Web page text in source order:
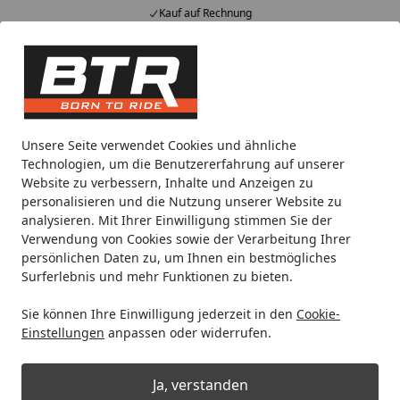
Unsere Seite verwendet Cookies und ähnliche
Technologien, um die Benutzererfahrung auf unserer
Website zu verbessern, Inhalte und Anzeigen zu
personalisieren und die Nutzung unserer Website zu
analysieren. Mit Ihrer Einwilligung stimmen Sie der
Verwendung von Cookies sowie der Verarbeitung Ihrer
persönlichen Daten zu, um Ihnen ein bestmögliches
Surferlebnis und mehr Funktionen zu bieten.
Sie können Ihre Einwilligung jederzeit in den Cookie-
Einstellungen anpassen oder widerrufen.
Ja, verstanden
Kauf auf Rechnung
Alle Produkte
Mein Konto
Suchen
Startseite
Warum funktioniert mein Newsletter-Gutschein nicht?
Warum funktioniert mein
Newsletter-Gutschein nicht?
Der Newsletter-Gutschein istnichtaufreduzierte
Artikelanwendbar – also nicht auf Produkte mit
Streichpreisoder Produkte, die gerade in einer
Aktion/Sonderangebotsind.
Nachdem du dich für unseren Newsletter angemeldet
hast, bekommst du deinen persönlichen Gutschein per